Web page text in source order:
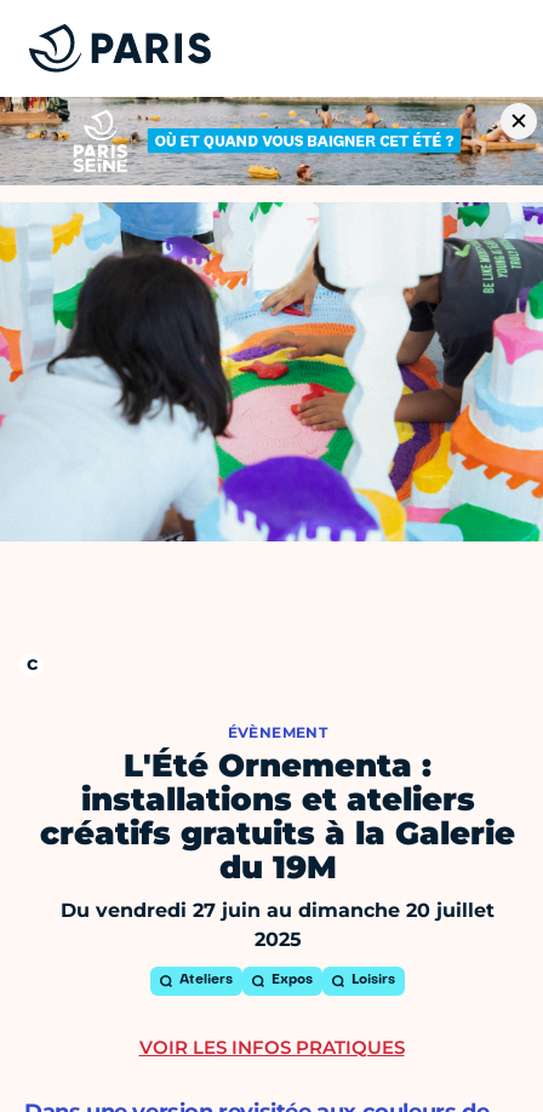
ÉVÈNEMENT
L'Été Ornementa :
installations et ateliers
créatifs gratuits à la Galerie
du 19M
Du vendredi 27 juin au dimanche 20 juillet
2025
Ateliers Expos Loisirs
VOIR LES INFOS PRATIQUES